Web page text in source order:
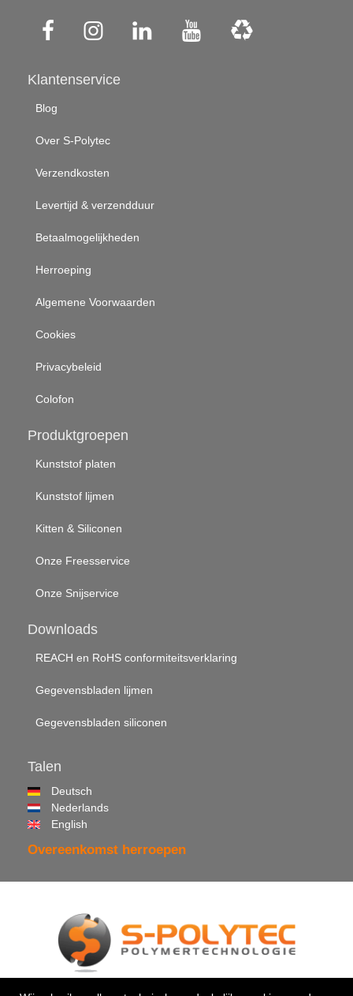
Klantenservice
Blog
Over S-Polytec
Verzendkosten
Levertijd & verzendduur
Betaalmogelijkheden
Herroeping
Algemene Voorwaarden
Cookies
Privacybeleid
Colofon
Produktgroepen
Kunststof platen
Kunststof lijmen
Kitten & Siliconen
Onze Freesservice
Onze Snijservice
Downloads
REACH en RoHS conformiteitsverklaring
Gegevensbladen lijmen
Gegevensbladen siliconen
Talen
Deutsch
Nederlands
English
Overeenkomst herroepen